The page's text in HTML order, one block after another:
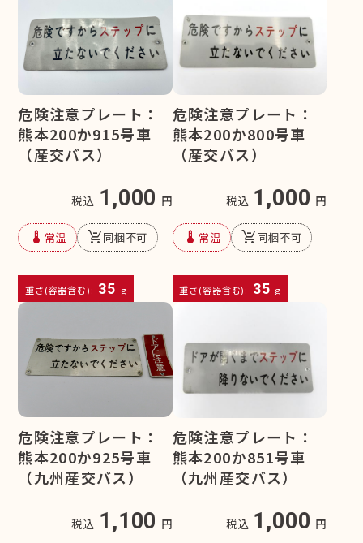
危険注意プレート：
熊本200か915号車
（産交バス）
税込 1,000 円
device_thermostat 常温 remove_shopping_cart同梱不可
重さ(容器含む): 35 g
危険注意プレート：
熊本200か800号車
（産交バス）
税込 1,000 円
device_thermostat 常温 remove_shopping_cart同梱不可
重さ(容器含む): 35 g
危険注意プレート：
熊本200か925号車
（九州産交バス）
税込 1,100 円
危険注意プレート：
熊本200か851号車
（九州産交バス）
税込 1,000 円